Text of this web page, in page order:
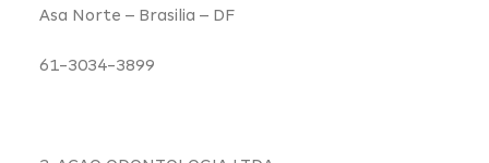
Asa Norte – Brasilia – DF
61-3034-3899